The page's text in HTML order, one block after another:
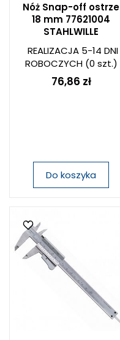
Nóż Snap-off ostrze
18 mm 77621004
STAHLWILLE
REALIZACJA 5-14 DNI
ROBOCZYCH(0 szt.)
76,86 zł
Do koszyka